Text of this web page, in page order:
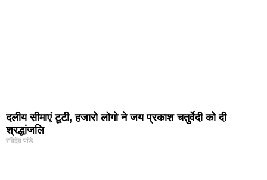
दलीय सीमाएं टूटी, हजारो लोगो ने जय प्रकाश चतुर्वेदी को दी
श्रद्धांजलि
रविदेव पांडे